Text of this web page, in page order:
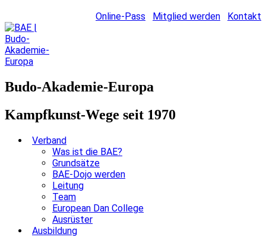
Online-Pass Mitglied werden Kontakt
Budo-Akademie-Europa
Kampfkunst-Wege seit 1970
Verband
Was ist die BAE?
Grundsätze
BAE-Dojo werden
Leitung
Team
European Dan College
Ausrüster
Ausbildung